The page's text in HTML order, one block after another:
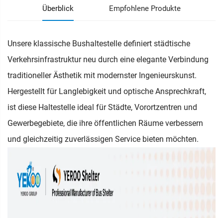
Überblick Empfohlene Produkte
Unsere klassische Bushaltestelle definiert städtische
Verkehrsinfrastruktur neu durch eine elegante Verbindung
traditioneller Ästhetik mit modernster Ingenieurskunst.
Hergestellt für Langlebigkeit und optische Ansprechkraft,
ist diese Haltestelle ideal für Städte, Vorortzentren und
Gewerbegebiete, die ihre öffentlichen Räume verbessern
und gleichzeitig zuverlässigen Service bieten möchten.